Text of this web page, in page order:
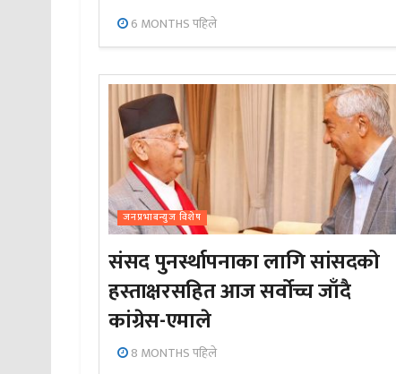
6 MONTHS पहिले
जनप्रभाबन्युज विशेष
संसद पुनर्स्थापनाका लागि सांसदको
हस्ताक्षरसहित आज सर्वोच्च जाँदै
कांग्रेस-एमाले
8 MONTHS पहिले